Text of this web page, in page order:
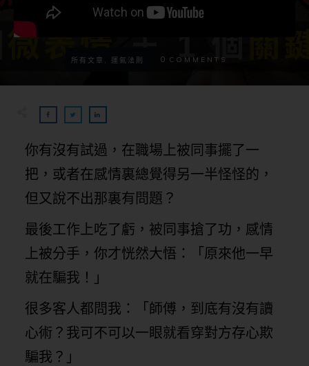
所有文章, 運氣法則 0 COMMENTS
你有沒有試過，在職場上被同事擺了一
把，或者在感情裏總覺得另一半怪怪的，
但又說不出那裏有問題？
最後工作上吃了虧，被同事搶了功，感情
上被分手，你才恍然大悟：「原來他一早
就在騙我！」
很多客人都問我：「師傅，到底有沒有讀
心術？我可不可以一眼就看穿對方存心欺
騙我？」